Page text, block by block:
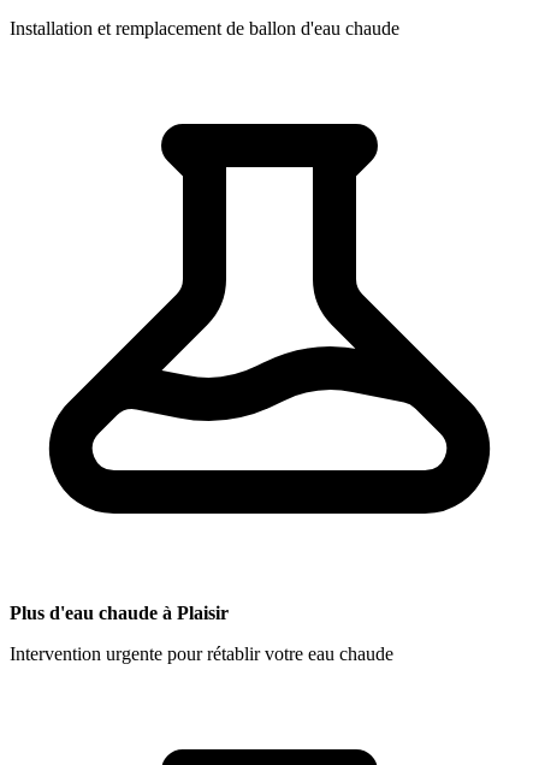
Installation et remplacement de ballon d'eau chaude
Plus d'eau chaude à Plaisir
Intervention urgente pour rétablir votre eau chaude